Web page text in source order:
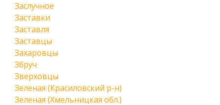
Заслучное
Заставки
Заставля
Заставцы
Захаровцы
Збруч
Зверховцы
Зеленая (Красиловский р-н)
Зеленая (Хмельницкая обл.)